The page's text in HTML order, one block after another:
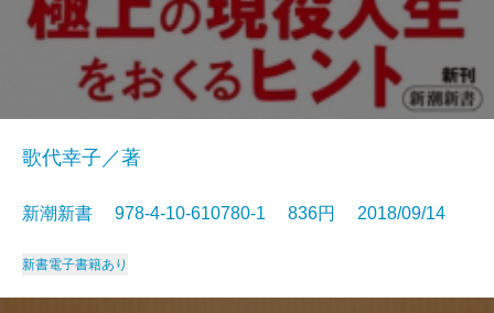
歌代幸子／著
新潮新書 978-4-10-610780-1 836円 2018/09/14
新書電子書籍あり